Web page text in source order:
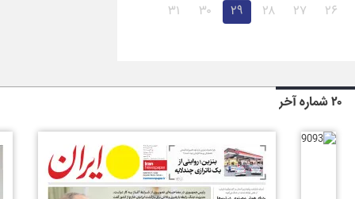
۲۶
۲۷ ۲۸ ۲۹ ۳۰ ۳۱
۲۰ شماره آخر